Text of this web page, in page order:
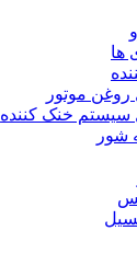
ها
موتور
خنک کننده
شور